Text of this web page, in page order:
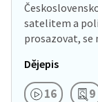
satelitem a
prosazovat,
Dějepis
16 9